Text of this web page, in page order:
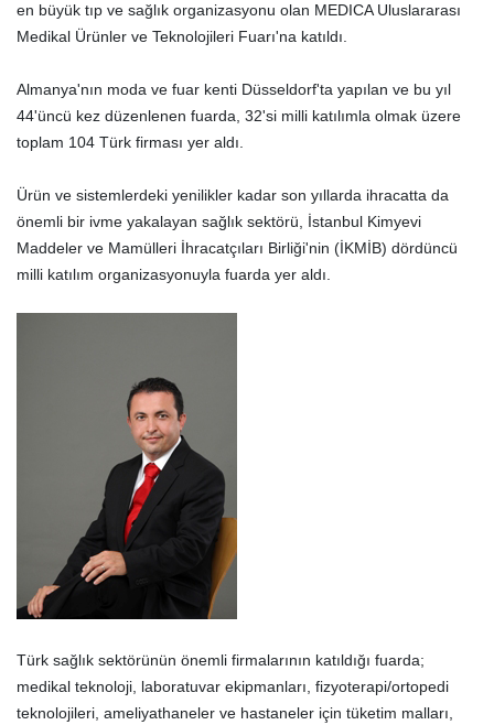
en büyük tıp ve sağlık organizasyonu olan MEDICA Uluslararası
Medikal Ürünler ve Teknolojileri Fuarı'na katıldı.
Almanya'nın moda ve fuar kenti Düsseldorf'ta yapılan ve bu yıl
44'üncü kez düzenlenen fuarda, 32'si milli katılımla olmak üzere
toplam 104 Türk firması yer aldı.
Ürün ve sistemlerdeki yenilikler kadar son yıllarda ihracatta da
önemli bir ivme yakalayan sağlık sektörü, İstanbul Kimyevi
Maddeler ve Mamülleri İhracatçıları Birliği'nin (İKMİB) dördüncü
milli katılım organizasyonuyla fuarda yer aldı.
Türk sağlık sektörünün önemli firmalarının katıldığı fuarda;
medikal teknoloji, laboratuvar ekipmanları, fizyoterapi/ortopedi
teknolojileri, ameliyathaneler ve hastaneler için tüketim malları,